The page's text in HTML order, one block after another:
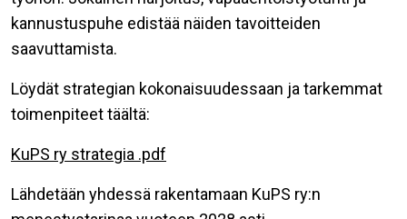
kannustuspuhe edistää näiden tavoitteiden
saavuttamista.
Löydät strategian kokonaisuudessaan ja tarkemmat
toimenpiteet täältä:
KuPS ry strategia .pdf
Lähdetään yhdessä rakentamaan KuPS ry:n